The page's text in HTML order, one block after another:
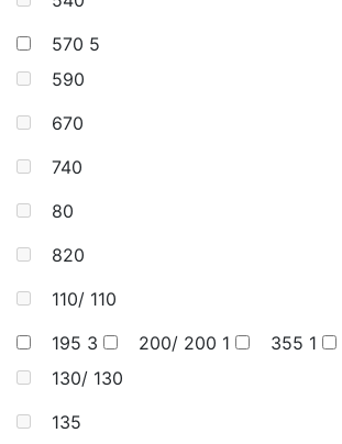
570 5
590
670
740
80
820
110/ 110
195 3 200/ 200 1 355 1
130/ 130
135